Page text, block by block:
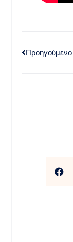
Προηγούμενο